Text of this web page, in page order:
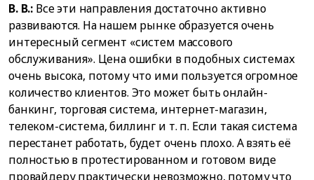
В. В.: Все эти направления достаточно активно
развиваются. На нашем рынке образуется очень
интересный сегмент «систем массового
обслуживания». Цена ошибки в подобных системах
очень высока, потому что ими пользуется огромное
количество клиентов. Это может быть онлайн-
банкинг, торговая система, интернет-магазин,
телеком-система, биллинг и т. п. Если такая система
перестанет работать, будет очень плохо. А взять её
полностью в протестированном и готовом виде
провайдеру практически невозможно, потому что